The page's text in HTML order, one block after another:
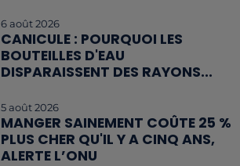
6 août 2026
CANICULE : POURQUOI LES
BOUTEILLES D'EAU
DISPARAISSENT DES RAYONS...
5 août 2026
MANGER SAINEMENT COÛTE 25 %
PLUS CHER QU'IL Y A CINQ ANS,
ALERTE L’ONU